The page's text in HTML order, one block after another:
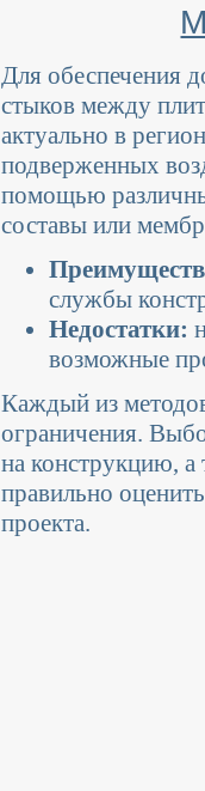
Для обеспечения
стыков между
актуально в
подверженных
помощью
составы или
службы
Недостатки:
возможные
Каждый из
ограничения.
на конструкцию, а
правильно
проекта.